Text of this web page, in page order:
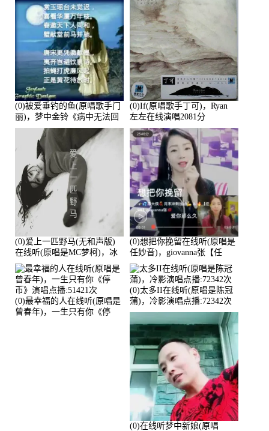
(0)被爱垂钓的鱼(原唱歌手门
丽)，梦中金铃《病中无法回
复大家》在线演唱3586分
(0)If(原唱歌手丁可)，Ryan
左左在线演唱2081分
(0)爱上一匹野马(无和声版)
在线听(原唱是MC梦柯)，冰
鑫Asce演唱点播:178815次
(0)想把你挽留在线听(原唱是
任妙音)，giovanna张【任
96】演唱点播:60173次
(0)最幸福的人在线听(原唱是
曾春年)，一生只有你《停
(0)太多II在线听(原唱是陈冠
蒲)，冷影演唱点播:72342次
(0)在线听梦中新娘(原唱